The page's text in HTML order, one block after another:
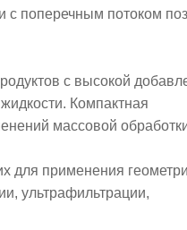
с поперечным потоком
с высокой
Компактная
массовой
для применения
ультрафильтрации,